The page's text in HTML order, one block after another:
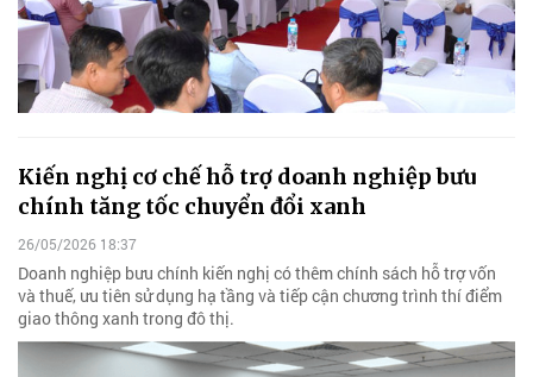
Kiến nghị cơ chế hỗ trợ doanh nghiệp bưu
chính tăng tốc chuyển đổi xanh
26/05/2026 18:37
Doanh nghiệp bưu chính kiến nghị có thêm chính sách hỗ trợ vốn
và thuế, ưu tiên sử dụng hạ tầng và tiếp cận chương trình thí điểm
giao thông xanh trong đô thị.